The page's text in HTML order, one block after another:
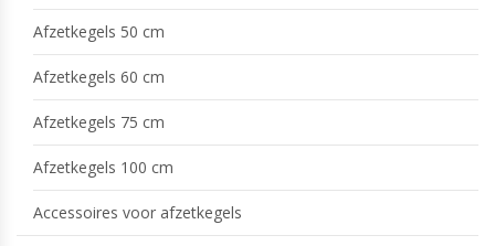
Afzetkegels 50 cm
Afzetkegels 60 cm
Afzetkegels 75 cm
Afzetkegels 100 cm
Accessoires voor afzetkegels